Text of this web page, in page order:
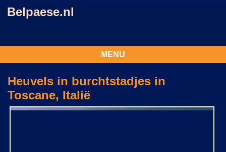
Belpaese.nl
MENU
Heuvels in burchtstadjes in
Toscane, Italië